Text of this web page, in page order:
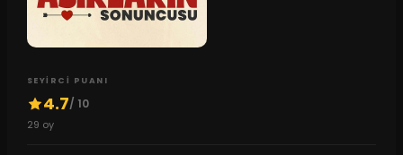
SEYIRCI PUANI
4.7/ 10
29 oy